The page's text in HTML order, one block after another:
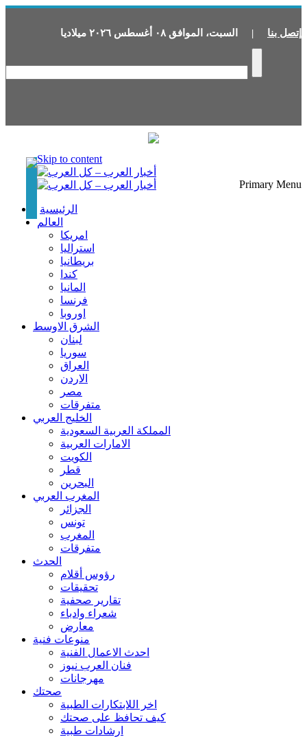
إتصل بنا | السبت، الموافق ٠٨ أغسطس ٢٠٢٦ ميلاديا
Skip to content
Primary Menu
الرئيسية
العالم
امريكا
استراليا
بريطانيا
كندا
المانيا
فرنسا
اوروبا
الشرق الاوسط
لبنان
سوريا
العراق
الاردن
مصر
متفرقات
الخليج العربي
المملكة العربية السعودية
الامارات العربية
الكويت
قطر
البحرين
المغرب العربي
الجزائر
تونس
المغرب
متفرقات
الحدث
رؤوس أقلام
تحقيقات
تقارير صحفية
شعراء وادباء
معارض
منوعات فنية
احدث الاعمال الفنية
فنان العرب نيوز
مهرجانات
صحتك
اخر اللابتكارات الطبية
كيف تحافظ على صحتك
ارشادات طبية